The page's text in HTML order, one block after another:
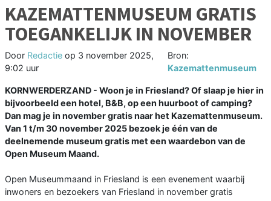
KAZEMATTENMUSEUM GRATIS
TOEGANKELIJK IN NOVEMBER
Door Redactie op 3 november 2025,
9:02 uur
Bron:
Kazemattenmuseum
KORNWERDERZAND - Woon je in Friesland? Of slaap je hier in
bijvoorbeeld een hotel, B&B, op een huurboot of camping?
Dan mag je in november gratis naar het Kazemattenmuseum.
Van 1 t/m 30 november 2025 bezoek je één van de
deelnemende museum gratis met een waardebon van de
Open Museum Maand.
Open Museummaand in Friesland is een evenement waarbij
inwoners en bezoekers van Friesland in november gratis